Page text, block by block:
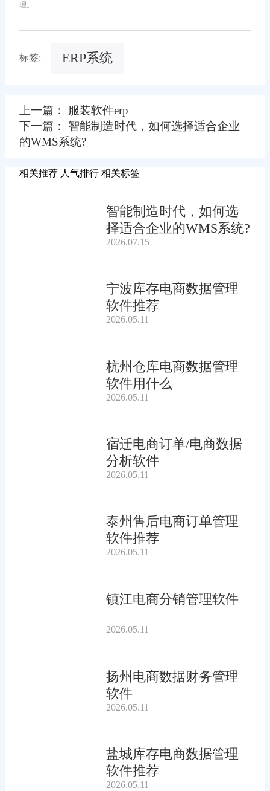
理。
标签: ERP系统
上一篇： 服装软件erp
下一篇： 智能制造时代，如何选择适合企业
的WMS系统?
相关推荐 人气排行 相关标签
智能制造时代，如何选
择适合企业的WMS系统?
2026.07.15
宁波库存电商数据管理
软件推荐
2026.05.11
杭州仓库电商数据管理
软件用什么
2026.05.11
宿迁电商订单/电商数据
分析软件
2026.05.11
泰州售后电商订单管理
软件推荐
2026.05.11
镇江电商分销管理软件
2026.05.11
扬州电商数据财务管理
软件
2026.05.11
盐城库存电商数据管理
软件推荐
2026.05.11